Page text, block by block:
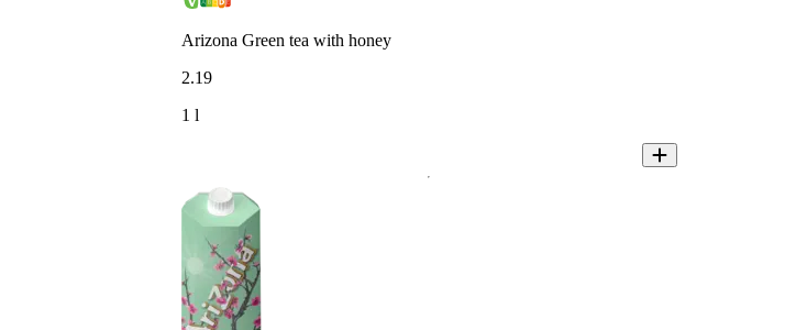
Arizona Green tea with honey
2.19
1 l